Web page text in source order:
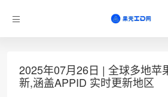
2025年07月26日 | 全球多地苹
新,涵盖APPID 实时更新地区